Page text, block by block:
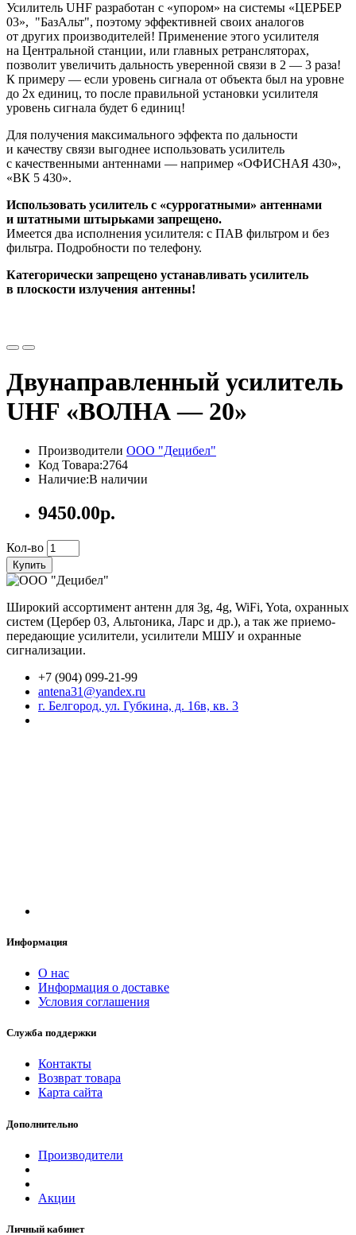
Усилитель UHF разработан с «упором» на системы «ЦЕРБЕР
03», "БазАльт", поэтому эффективней своих аналогов
от других производителей! Применение этого усилителя
на Центральной станции, или главных ретрансляторах,
позволит увеличить дальность уверенной связи в 2 — 3 раза!
К примеру — если уровень сигнала от объекта был на уровне
до 2х единиц, то после правильной установки усилителя
уровень сигнала будет 6 единиц!
Для получения максимального эффекта по дальности
и качеству связи выгоднее использовать усилитель
с качественными антеннами — например «ОФИСНАЯ 430»,
«ВК 5 430».
Использовать усилитель с «суррогатными» антеннами
и штатными штырьками запрещено.
Имеется два исполнения усилителя: с ПАВ фильтром и без
фильтра. Подробности по телефону.
Категорически запрещено устанавливать усилитель
в плоскости излучения антенны!
Двунаправленный усилитель
UHF «ВОЛНА — 20»
Производители ООО "Децибел"
Код Товара:2764
Наличие:В наличии
9450.00р.
Кол-во
Купить
Широкий ассортимент антенн для 3g, 4g, WiFi, Yota, охранных
систем (Цербер 03, Альтоника, Ларс и др.), а так же приемо-
передающие усилители, усилители МШУ и охранные
сигнализации.
+7 (904) 099-21-99
antena31@yandex.ru
г. Белгород, ул. Губкина, д. 16в, кв. 3
Информация
О нас
Информация о доставке
Условия соглашения
Служба поддержки
Контакты
Возврат товара
Карта сайта
Дополнительно
Производители
Акции
Личный кабинет